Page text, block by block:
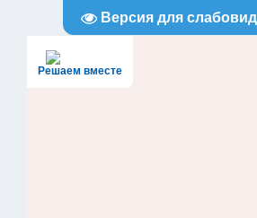
Версия для
Решаем вместе